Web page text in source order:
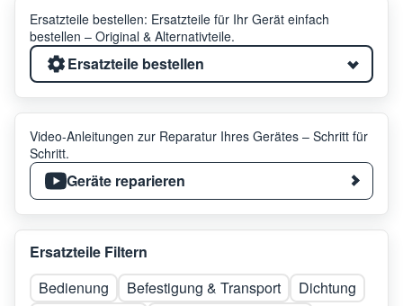
Ersatzteile bestellen: Ersatzteile für Ihr Gerät einfach
bestellen – Original & Alternativteile.
Ersatzteile bestellen
Video-Anleitungen zur Reparatur Ihres Gerätes – Schritt für
Schritt.
Geräte reparieren
Ersatzteile Filtern
Bedienung
Befestigung & Transport
Dichtung